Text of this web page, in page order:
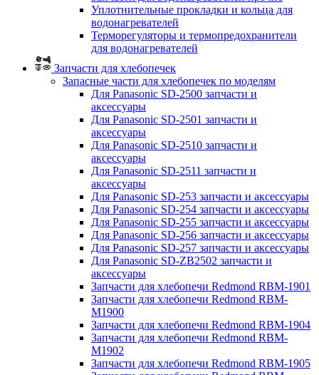
Уплотнительные прокладки и кольца для
водонагревателей
Терморегуляторы и термопредохранители
для водонагревателей
Запчасти для хлебопечек
Запасные части для хлебопечек по моделям
Для Panasonic SD-2500 запчасти и
аксессуары
Для Panasonic SD-2501 запчасти и
аксессуары
Для Panasonic SD-2510 запчасти и
аксессуары
Для Panasonic SD-2511 запчасти и
аксессуары
Для Panasonic SD-253 запчасти и аксессуары
Для Panasonic SD-254 запчасти и аксессуары
Для Panasonic SD-255 запчасти и аксессуары
Для Panasonic SD-256 запчасти и аксессуары
Для Panasonic SD-257 запчасти и аксессуары
Для Panasonic SD-ZB2502 запчасти и
аксессуары
Запчасти для хлебопечи Redmond RBM-1901
Запчасти для хлебопечи Redmond RBM-
M1900
Запчасти для хлебопечи Redmond RBM-1904
Запчасти для хлебопечи Redmond RBM-
M1902
Запчасти для хлебопечи Redmond RBM-1905